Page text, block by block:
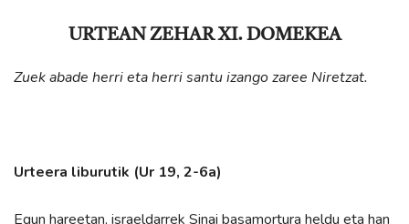
URTEAN ZEHAR XI. DOMEKEA
Zuek abade herri eta herri santu izango zaree Niretzat.
Urteera liburutik (Ur 19, 2-6a)
Egun hareetan, israeldarrek Sinai basamortura heldu eta han